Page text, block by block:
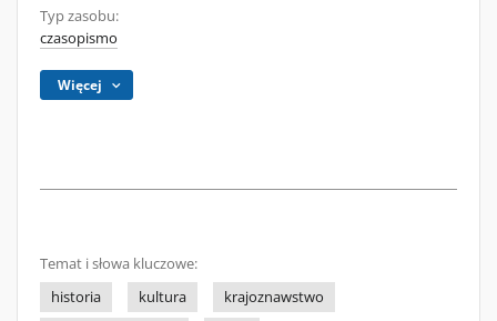
Typ zasobu:
czasopismo
Więcej
Temat i słowa kluczowe:
historia
kultura
krajoznawstwo